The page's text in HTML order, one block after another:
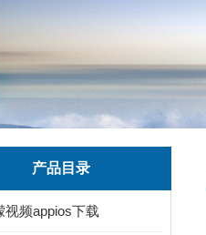
产品目录
视频appios下载